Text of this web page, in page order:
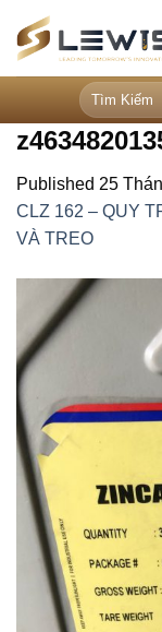
content
Tìm
kiếm:
Published 25
CLZ 162 – QUY
VÀ TREO